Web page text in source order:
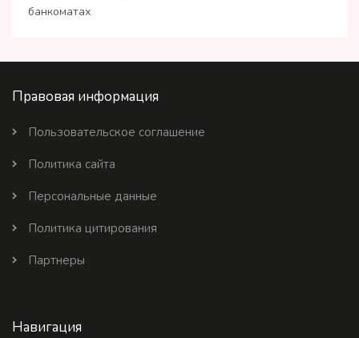
банкоматах
Правовая информация
Пользовательское соглашение
Политика сайта
Персональные данные
Политика цитирования
Партнеры
Навигация